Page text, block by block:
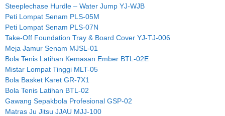
Steeplechase Hurdle – Water Jump YJ-WJB
Peti Lompat Senam PLS-05M
Peti Lompat Senam PLS-07N
Take-Off Foundation Tray & Board Cover YJ-TJ-006
Meja Jamur Senam MJSL-01
Bola Tenis Latihan Kemasan Ember BTL-02E
Mistar Lompat Tinggi MLT-05
Bola Basket Karet GR-7X1
Bola Tenis Latihan BTL-02
Gawang Sepakbola Profesional GSP-02
Matras Ju Jitsu JJAU MJJ-100